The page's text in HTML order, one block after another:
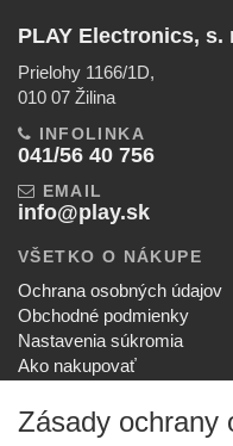
PLAY Electronics, s.
Prielohy 1166/1D,
010 07 Žilina
INFOLINKA
041/56 40 756
EMAIL
info@play.sk
VŠETKO O NÁKUPE
Ochrana osobných údajov
Obchodné podmienky
Nastavenia súkromia
Ako nakupovať
SPOLOČNOSŤ
Zásady ochrany